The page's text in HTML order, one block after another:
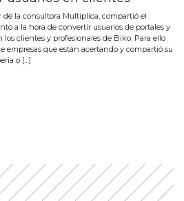
la consultora Multiplica, compartió el
a la hora de convertir usuarios de portales y
clientes y profesionales de Biko. Para ello
empresas que están acertando y compartió su
o […]